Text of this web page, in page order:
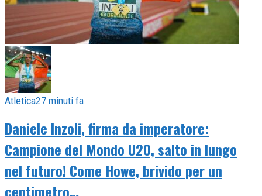
Atletica27 minuti fa
Daniele Inzoli, firma da imperatore:
Campione del Mondo U20, salto in lungo
nel futuro! Come Howe, brivido per un
centimetro…